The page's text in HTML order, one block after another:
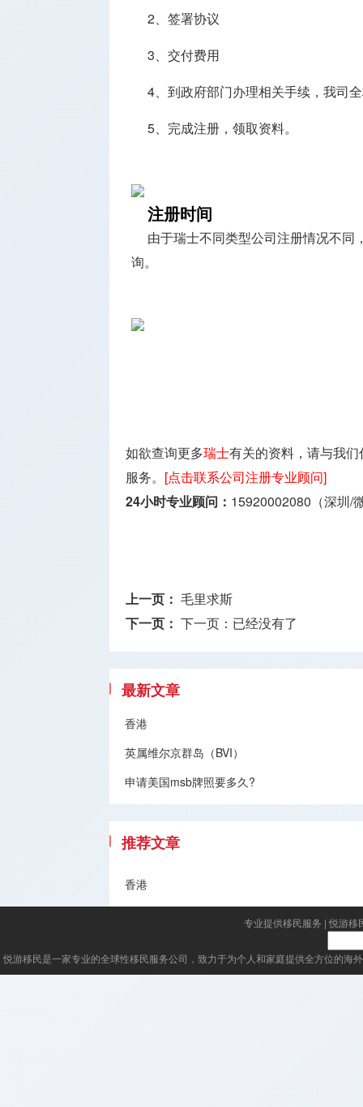
2、签署协议
3、交付费用
4、到政府部门办理相关手续，我司
5、完成注册，领取资料。
注册时间
由于瑞士不同类型公司注册情况不
询。
如欲查询更多瑞士有关的资料，请与我
服务。 [点击联系公司注册专业顾问]
24小时专业顾问： 15920002080（深圳/
上一页： 毛里求斯
下一页： 下一页：已经没有了
最新文章
香港
英属维尔京群岛（BVI）
申请美国msb牌照要多久?
推荐文章
香港
专业提供移民服务 | 悦游移
悦游移民是一家专业的全球性移民服务公司，致力于为个人和家庭提供全方位的